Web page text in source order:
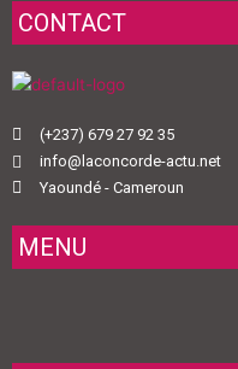
CONTACT
(+237) 679 27 92 35
info@laconcorde-actu.net
Yaoundé - Cameroun
MENU